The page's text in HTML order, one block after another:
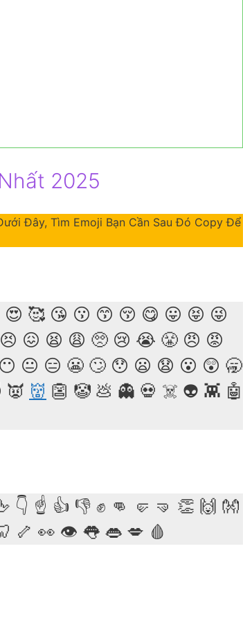
2025
Đây, Tìm Emoji Bạn Cần Sau Đó Copy Để
🥰 😘 😗 😙 😚 😋 😛 😝 😜
😖 😫 😩 🥺 😢 😭 😤 😠 😡
😐 😑 😬 🙄 😯 😦 😧 😮 😲 🥱
👿 👹 👺 🤡 💩 👻 💀 ☠️ 👽 👾 🤖
☝️ 👍 👎 ✊ 👊 🤛 🤜 👏 🙌 👐
🦴 👀 👁 👅 👄 💋 🩸